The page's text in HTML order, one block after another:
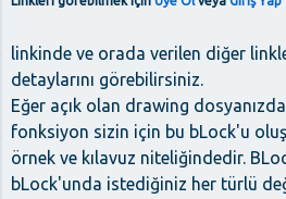
linkinde ve orada verilen diğer
detaylarını görebilirsiniz.
Eğer açık olan drawing
fonksiyon sizin için bu bLock'u
örnek ve kılavuz niteliğindedir.
bLock'unda istediğiniz her türlü